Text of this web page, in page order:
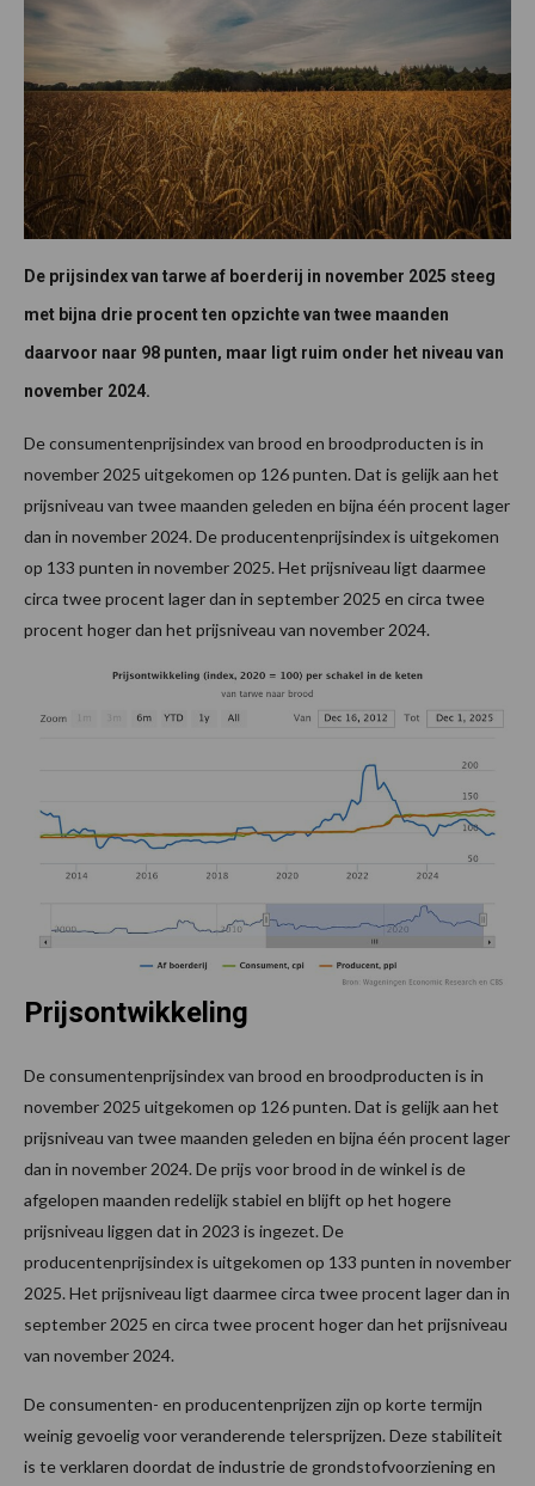
De prijsindex van tarwe af boerderij in november 2025 steeg
met bijna drie procent ten opzichte van twee maanden
daarvoor naar 98 punten, maar ligt ruim onder het niveau van
november 2024.
De consumentenprijsindex van brood en broodproducten is in
november 2025 uitgekomen op 126 punten. Dat is gelijk aan het
prijsniveau van twee maanden geleden en bijna één procent lager
dan in november 2024. De producentenprijsindex is uitgekomen
op 133 punten in november 2025. Het prijsniveau ligt daarmee
circa twee procent lager dan in september 2025 en circa twee
procent hoger dan het prijsniveau van november 2024.
Prijsontwikkeling
De consumentenprijsindex van brood en broodproducten is in
november 2025 uitgekomen op 126 punten. Dat is gelijk aan het
prijsniveau van twee maanden geleden en bijna één procent lager
dan in november 2024. De prijs voor brood in de winkel is de
afgelopen maanden redelijk stabiel en blijft op het hogere
prijsniveau liggen dat in 2023 is ingezet. De
producentenprijsindex is uitgekomen op 133 punten in november
2025. Het prijsniveau ligt daarmee circa twee procent lager dan in
september 2025 en circa twee procent hoger dan het prijsniveau
van november 2024.
De consumenten- en producentenprijzen zijn op korte termijn
weinig gevoelig voor veranderende telersprijzen. Deze stabiliteit
is te verklaren doordat de industrie de grondstofvoorziening en